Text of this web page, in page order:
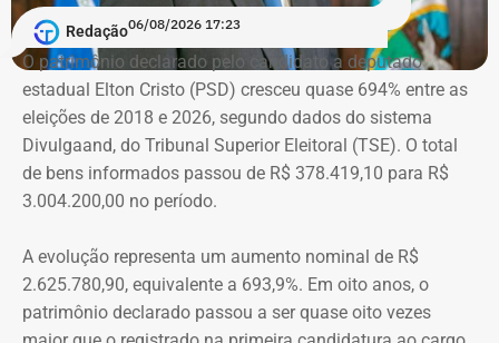
Em conversa com o TEMPO REAL RJ, Cristiane analisa o
que ainda falta às mulheres na hora de denunciar os
companheiros por violência doméstica.
“Creio que duas coisas ainda impedem as mulheres de
seguirem adiante nesta batalha. A vergonha e o medo.
Porque é necessário ter mais do que coragem para seguir
adiante no enfrentamento à violência doméstica. Pois
primeiro é o temor de continuar viva e estar ao lado do
agressor. E o outro é o que vai acontecer com ela depois
que a denúncia for feita. Afinal, há o receio que alguma
Redação06/08/2026 17:23
O patrimônio declarado pelo candidato a deputado
estadual Elton Cristo (PSD) cresceu quase 694% entre as
eleições de 2018 e 2026, segundo dados do sistema
Divulgaand, do Tribunal Superior Eleitoral (TSE). O total
de bens informados passou de R$ 378.419,10 para R$
3.004.200,00 no período.
A evolução representa um aumento nominal de R$
2.625.780,90, equivalente a 693,9%. Em oito anos, o
patrimônio declarado passou a ser quase oito vezes